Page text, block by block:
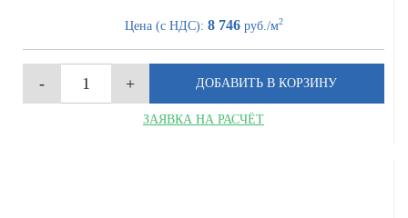
Цена (с НДС): 8 746руб./м2
ЗАЯВКА НА РАСЧЁТ